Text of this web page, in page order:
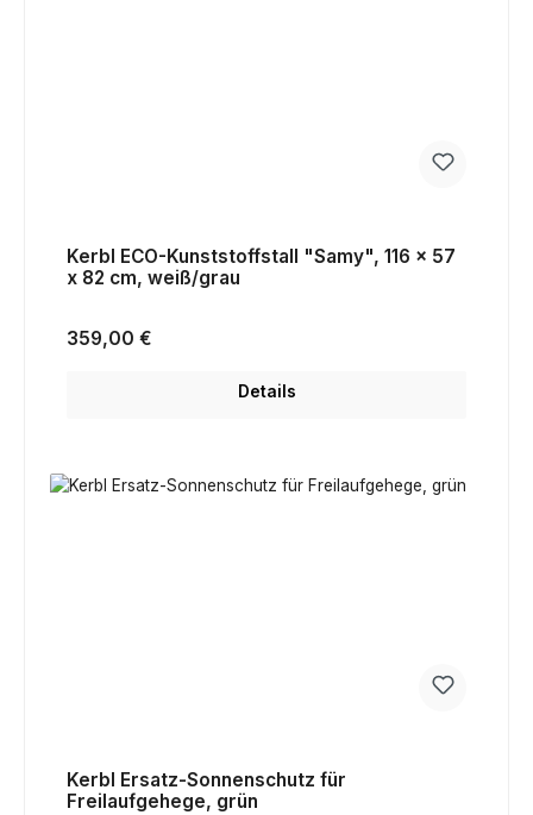
Kerbl ECO-Kunststoffstall "Samy", 116 x 57
x 82 cm, weiß/grau
Regulärer Preis:
359,00 €
Details
Kerbl Ersatz-Sonnenschutz für
Freilaufgehege, grün